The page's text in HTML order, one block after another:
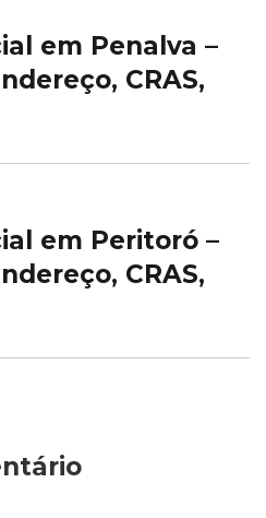
em Penalva –
CRAS,
em Peritoró –
CRAS,